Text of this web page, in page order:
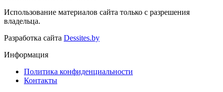
Использование материалов сайта только с разрешения
владельца.
Разработка сайта Dessites.by
Информация
Политика конфиденциальности
Контакты